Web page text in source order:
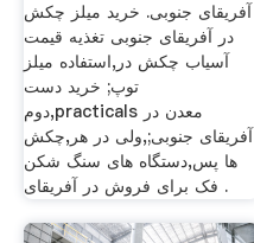
آفریقای جنوبی. خرید میلز چکش
در آفریقای جنوبی تغذیه قیمت
آسیاب چکش در,استفاده میلز
توپ; خرید دست
دوم,practicals معدن در
آفریقای جنوبی;,ولی در هر,چکش
ها پس,دستگاه های سنگ شکن
فک برای فروش در آفریقای .